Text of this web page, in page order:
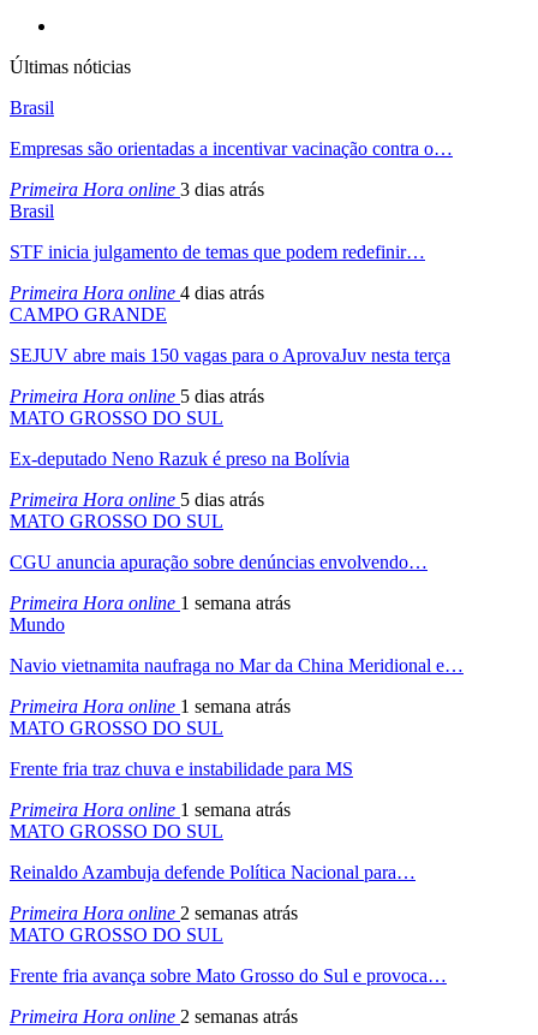
Últimas nóticias
Brasil
Empresas são orientadas a incentivar vacinação contra o…
Primeira Hora online 3 dias atrás
Brasil
STF inicia julgamento de temas que podem redefinir…
Primeira Hora online 4 dias atrás
CAMPO GRANDE
SEJUV abre mais 150 vagas para o AprovaJuv nesta terça
Primeira Hora online 5 dias atrás
MATO GROSSO DO SUL
Ex-deputado Neno Razuk é preso na Bolívia
Primeira Hora online 5 dias atrás
MATO GROSSO DO SUL
CGU anuncia apuração sobre denúncias envolvendo…
Primeira Hora online 1 semana atrás
Mundo
Navio vietnamita naufraga no Mar da China Meridional e…
Primeira Hora online 1 semana atrás
MATO GROSSO DO SUL
Frente fria traz chuva e instabilidade para MS
Primeira Hora online 1 semana atrás
MATO GROSSO DO SUL
Reinaldo Azambuja defende Política Nacional para…
Primeira Hora online 2 semanas atrás
MATO GROSSO DO SUL
Frente fria avança sobre Mato Grosso do Sul e provoca…
Primeira Hora online 2 semanas atrás